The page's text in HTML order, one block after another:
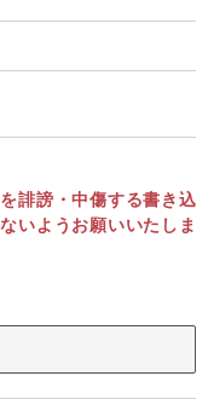
誹謗・中傷する書き込
いようお願いいたしま